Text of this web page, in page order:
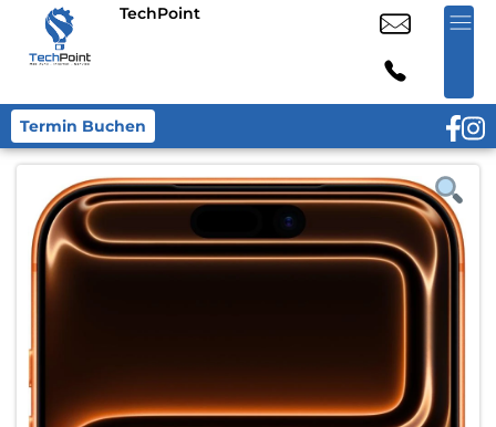
TechPoint
Termin Buchen